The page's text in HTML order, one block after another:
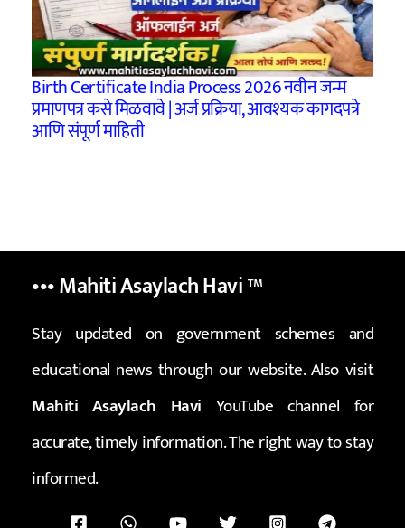
Birth Certificate India Process 2026 नवीन जन्म
प्रमाणपत्र कसे मिळवावे | अर्ज प्रक्रिया, आवश्यक कागदपत्रे
आणि संपूर्ण माहिती
••• Mahiti Asaylach Havi™
Stay updated on government schemes and
educational news through our website. Also visit
Mahiti Asaylach Havi YouTube channel for
accurate, timely information. The right way to stay
informed.